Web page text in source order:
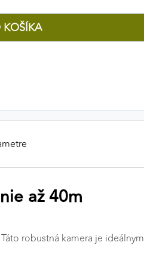
až 40m
robustná kamera je ideálnym